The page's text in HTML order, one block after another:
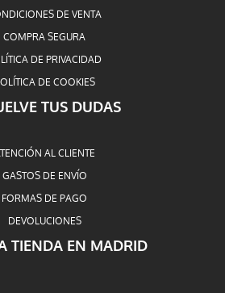
DE VENTA
COMPRA SEGURA
DE PRIVACIDAD
DE COOKIES
TUS DUDAS
AL CLIENTE
GASTOS DE ENVÍO
FORMAS DE PAGO
DEVOLUCIONES
TIENDA EN MADRID